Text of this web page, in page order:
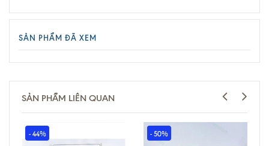
SẢN PHẨM ĐÃ XEM
SẢN PHẨM LIÊN QUAN
- 44% - 50%